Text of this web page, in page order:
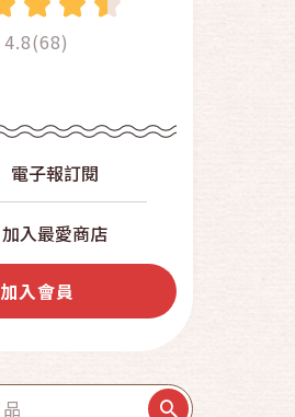
4.8(68)
電子報訂閱
加入最愛商店
加入會員